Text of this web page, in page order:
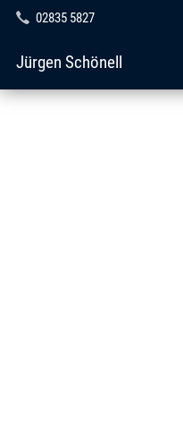
02835 5827
Jürgen Schönell